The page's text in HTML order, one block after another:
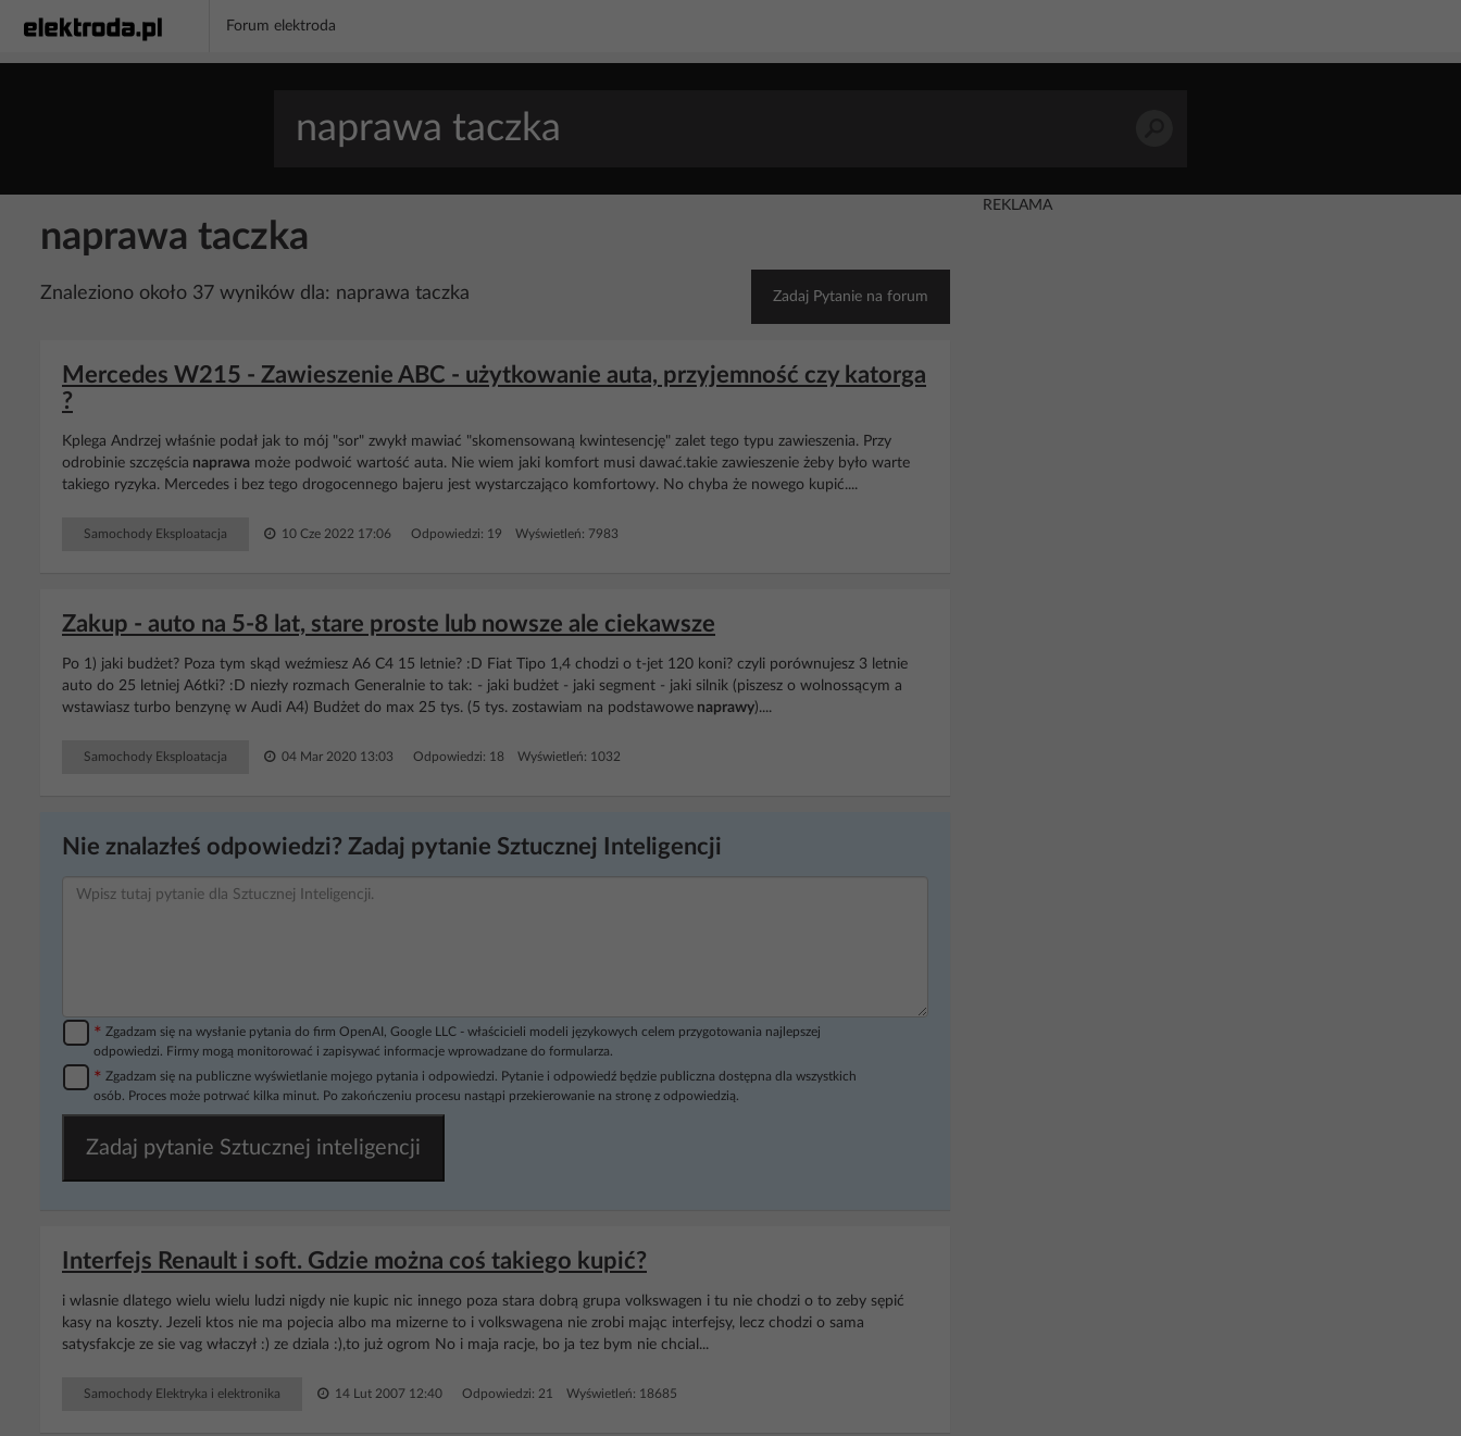
Forum elektroda
naprawa taczka
Znaleziono około 37 wyników dla: naprawa taczka Zadaj Pytanie na forum
Mercedes W215 - Zawieszenie ABC - użytkowanie auta, przyjemność czy katorga
?
Kplega Andrzej właśnie podał jak to mój "sor" zwykł mawiać "skomensowaną kwintesencję" zalet tego typu zawieszenia. Przy
odrobinie szczęścia naprawa może podwoić wartość auta. Nie wiem jaki komfort musi dawać.takie zawieszenie żeby było warte
takiego ryzyka. Mercedes i bez tego drogocennego bajeru jest wystarczająco komfortowy. No chyba że nowego kupić....
Samochody Eksploatacja 10 Cze 2022 17:06 Odpowiedzi: 19 Wyświetleń: 7983
Zakup - auto na 5-8 lat, stare proste lub nowsze ale ciekawsze
Po 1) jaki budżet? Poza tym skąd weźmiesz A6 C4 15 letnie? :D Fiat Tipo 1,4 chodzi o t-jet 120 koni? czyli porównujesz 3 letnie
auto do 25 letniej A6tki? :D niezły rozmach Generalnie to tak: - jaki budżet - jaki segment - jaki silnik (piszesz o wolnossącym a
wstawiasz turbo benzynę w Audi A4) Budżet do max 25 tys. (5 tys. zostawiam na podstawowe naprawy)....
Samochody Eksploatacja 04 Mar 2020 13:03 Odpowiedzi: 18 Wyświetleń: 1032
Nie znalazłeś odpowiedzi? Zadaj pytanie Sztucznej Inteligencji
* Zgadzam się na wysłanie pytania do firm OpenAI, Google LLC - właścicieli modeli językowych celem przygotowania najlepszej
odpowiedzi. Firmy mogą monitorować i zapisywać informacje wprowadzane do formularza.
* Zgadzam się na publiczne wyświetlanie mojego pytania i odpowiedzi. Pytanie i odpowiedź będzie publiczna dostępna dla wszystkich
osób. Proces może potrwać kilka minut. Po zakończeniu procesu nastąpi przekierowanie na stronę z odpowiedzią.
Zadaj pytanie Sztucznej inteligencji
Interfejs Renault i soft. Gdzie można coś takiego kupić?
i wlasnie dlatego wielu wielu ludzi nigdy nie kupic nic innego poza stara dobrą grupa volkswagen i tu nie chodzi o to zeby sępić
kasy na koszty. Jezeli ktos nie ma pojecia albo ma mizerne to i volkswagena nie zrobi mając interfejsy, lecz chodzi o sama
satysfakcje ze sie vag właczył :) ze dziala :),to już ogrom No i maja racje, bo ja tez bym nie chcial...
Samochody Elektryka i elektronika 14 Lut 2007 12:40 Odpowiedzi: 21 Wyświetleń: 18685
REKLAMA